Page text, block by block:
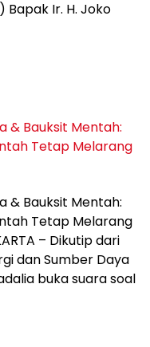
Bapak Ir. H. Joko
& Bauksit Mentah:
Tetap Melarang
& Bauksit Mentah:
Tetap Melarang
– Dikutip dari
dan Sumber Daya
buka suara soal